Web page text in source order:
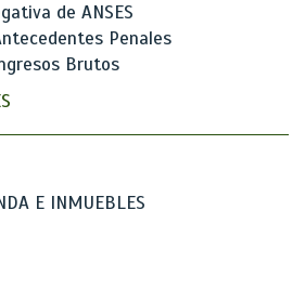
de ANSES
Penales
Brutos
E INMUEBLES